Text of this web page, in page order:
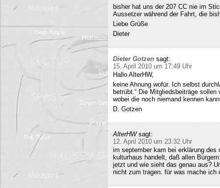
bisher hat uns der 207 CC nie im
Aussetzer während der Fahrt, die
Liebe Grüße
Dieter
Dieter Gotzen sagt:
15. April 2010 um 17:49 Uhr
Hallo AlterHW,
keine Ahnung wofür. Ich selbst
betrübt.“ Die Mitgliedsbeiträge
wobei die noch niemand kennen
D. Gotzen
AlterHW sagt:
12. April 2010 um 23:32 Uhr
im september kam bei erklärung
kulturhaus handelt, daß allen
jetzt und wie sieht das genau aus?
nicht zum tragen. für was mache ich